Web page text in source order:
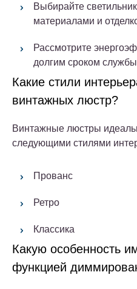
Выбирайте
материалами и
Рассмотрите
долгим сроком
Какие стили
винтажных люстр?
Винтажные люстры
следующими стилями
Прованс
Ретро
Классика
Какую особенность
функцией